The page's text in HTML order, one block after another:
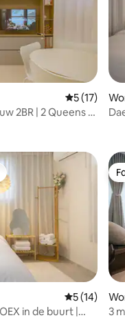
Gemiddelde
5 (17)
2BR | 2 Queens |
Gemiddelde
5 (14)
in de buurt |
3